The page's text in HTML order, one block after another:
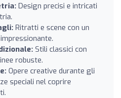
Design precisi e intricati
Ritratti e scene con un
Stili classici con
robuste.
Opere creative durante gli
speciali nel coprire